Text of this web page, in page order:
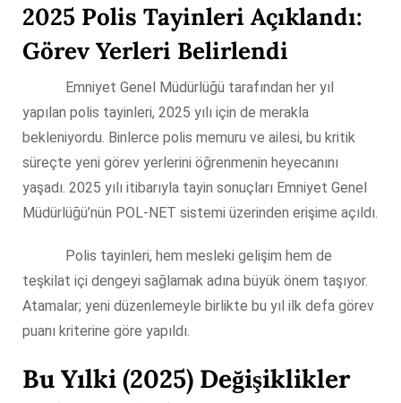
2025 Polis Tayinleri Açıklandı:
Görev Yerleri Belirlendi
Emniyet Genel Müdürlüğü tarafından her yıl
yapılan polis tayinleri, 2025 yılı için de merakla
bekleniyordu. Binlerce polis memuru ve ailesi, bu kritik
süreçte yeni görev yerlerini öğrenmenin heyecanını
yaşadı. 2025 yılı itibarıyla tayin sonuçları Emniyet Genel
Müdürlüğü’nün POL-NET sistemi üzerinden erişime açıldı.
Polis tayinleri, hem mesleki gelişim hem de
teşkilat içi dengeyi sağlamak adına büyük önem taşıyor.
Atamalar; yeni düzenlemeyle birlikte bu yıl ilk defa görev
puanı kriterine göre yapıldı.
Bu Yılki (2025) Değişiklikler